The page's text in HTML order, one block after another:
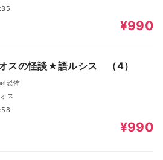
¥990
スの怪談★語ルシス （4）
恐怖
ス
¥990